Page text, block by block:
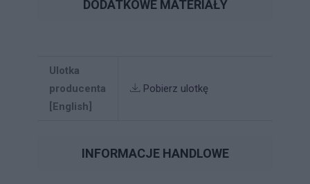
DODATKOWE MATERIAŁY
Ulotka
producenta
[English]
Pobierz ulotkę
INFORMACJE HANDLOWE